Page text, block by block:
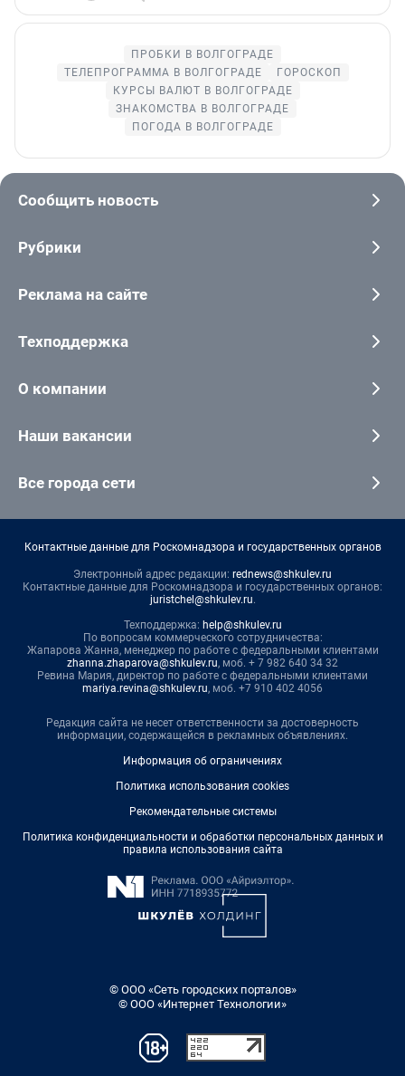
ПРОБКИ В ВОЛГОГРАДЕ
ТЕЛЕПРОГРАММА В ВОЛГОГРАДЕ
ГОРОСКОП
КУРСЫ ВАЛЮТ В ВОЛГОГРАДЕ
ЗНАКОМСТВА В ВОЛГОГРАДЕ
ПОГОДА В ВОЛГОГРАДЕ
Сообщить новость
Рубрики
Реклама на сайте
Техподдержка
О компании
Наши вакансии
Все города сети
Контактные данные для Роскомнадзора и государственных органов
Электронный адрес редакции: rednews@shkulev.ru
Контактные данные для Роскомнадзора и государственных органов:
juristchel@shkulev.ru.
Техподдержка: help@shkulev.ru
По вопросам коммерческого сотрудничества:
Жапарова Жанна, менеджер по работе с федеральными клиентами
zhanna.zhaparova@shkulev.ru, моб. + 7 982 640 34 32
Ревина Мария, директор по работе с федеральными клиентами
mariya.revina@shkulev.ru, моб. +7 910 402 4056
Редакция сайта не несет ответственности за достоверность
информации, содержащейся в рекламных объявлениях.
Информация об ограничениях
Политика использования cookies
Рекомендательные системы
Политика конфиденциальности и обработки персональных данных и
правила использования сайта
© ООО «Сеть городских порталов»
© ООО «Интернет Технологии»